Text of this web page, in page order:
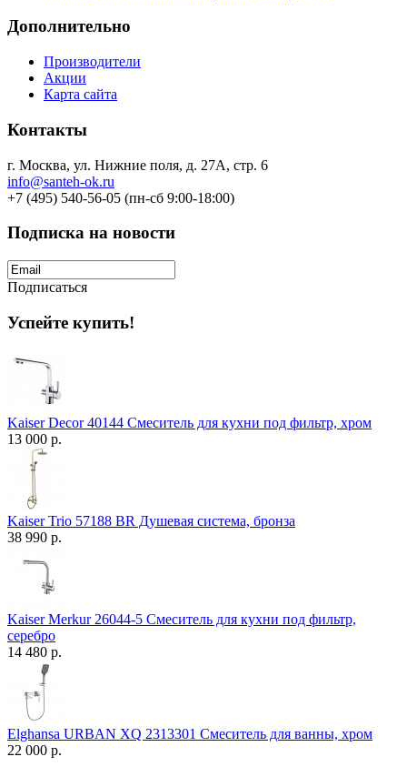
Дополнительно
Производители
Акции
Карта сайта
Контакты
г. Москва, ул. Нижние поля, д. 27А, стр. 6
info@santeh-ok.ru
+7 (495) 540-56-05 (пн-сб 9:00-18:00)
Подписка на новости
Подписаться
Успейте купить!
Kaiser Decor 40144 Смеситель для кухни под фильтр, хром
13 000 р.
Kaiser Trio 57188 BR Душевая система, бронза
38 990 р.
Kaiser Merkur 26044-5 Смеситель для кухни под фильтр,
серебро
14 480 р.
Elghansa URBAN XQ 2313301 Смеситель для ванны, хром
22 000 р.